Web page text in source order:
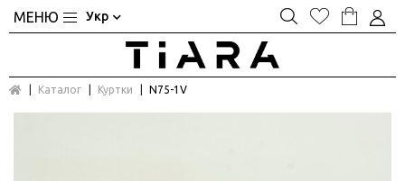
Укр
Каталог Куртки N75-1V